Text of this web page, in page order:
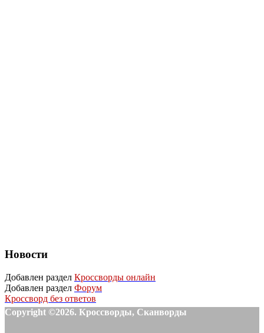
Новости
Добавлен раздел Кроссворды онлайн
Добавлен раздел Форум
Кроссворд без ответов
Copyright ©2026. Кроссворды, Сканворды